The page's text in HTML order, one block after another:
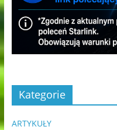
Kategorie
ARTYKUŁY